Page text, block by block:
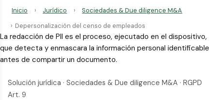
Inicio › Jurídico ›
Sociedades & Due diligence M&A
› Depersonalización del censo de empleados
La redacción de PII es el proceso, ejecutado en el dispositivo,
que detecta y enmascara la información personal identificable
antes de compartir un documento.
Solución jurídica · Sociedades & Due diligence M&A · RGPD
Art. 9